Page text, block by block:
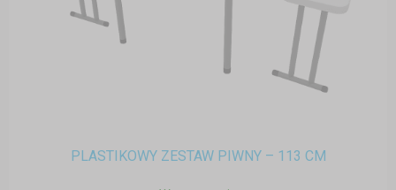
PLASTIKOWY ZESTAW PIWNY – 113 CM